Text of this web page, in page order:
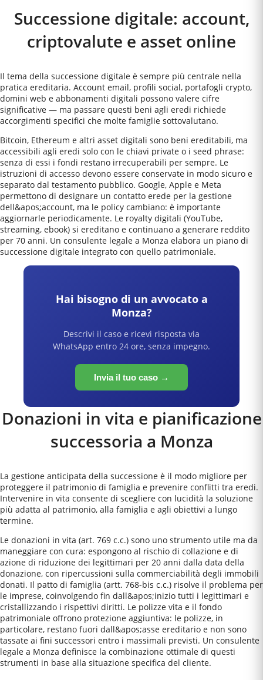
Successione digitale: account,
criptovalute e asset online
Il tema della successione digitale è sempre più centrale nella
pratica ereditaria. Account email, profili social, portafogli crypto,
domini web e abbonamenti digitali possono valere cifre
significative — ma passare questi beni agli eredi richiede
accorgimenti specifici che molte famiglie sottovalutano.
Bitcoin, Ethereum e altri asset digitali sono beni ereditabili, ma
accessibili agli eredi solo con le chiavi private o i seed phrase:
senza di essi i fondi restano irrecuperabili per sempre. Le
istruzioni di accesso devono essere conservate in modo sicuro e
separato dal testamento pubblico. Google, Apple e Meta
permettono di designare un contatto erede per la gestione
dell&apos;account, ma le policy cambiano: è importante
aggiornarle periodicamente. Le royalty digitali (YouTube,
streaming, ebook) si ereditano e continuano a generare reddito
per 70 anni. Un consulente legale a Monza elabora un piano di
successione digitale integrato con quello patrimoniale.
Hai bisogno di un avvocato a
Monza?
Descrivi il caso e ricevi risposta via
WhatsApp entro 24 ore, senza impegno.
Invia il tuo caso →
Donazioni in vita e pianificazione
successoria a Monza
La gestione anticipata della successione è il modo migliore per
proteggere il patrimonio di famiglia e prevenire conflitti tra eredi.
Intervenire in vita consente di scegliere con lucidità la soluzione
più adatta al patrimonio, alla famiglia e agli obiettivi a lungo
termine.
Le donazioni in vita (art. 769 c.c.) sono uno strumento utile ma da
maneggiare con cura: espongono al rischio di collazione e di
azione di riduzione dei legittimari per 20 anni dalla data della
donazione, con ripercussioni sulla commerciabilità degli immobili
donati. Il patto di famiglia (artt. 768-bis c.c.) risolve il problema per
le imprese, coinvolgendo fin dall&apos;inizio tutti i legittimari e
cristallizzando i rispettivi diritti. Le polizze vita e il fondo
patrimoniale offrono protezione aggiuntiva: le polizze, in
particolare, restano fuori dall&apos;asse ereditario e non sono
tassate ai fini successori entro i massimali previsti. Un consulente
legale a Monza definisce la combinazione ottimale di questi
strumenti in base alla situazione specifica del cliente.